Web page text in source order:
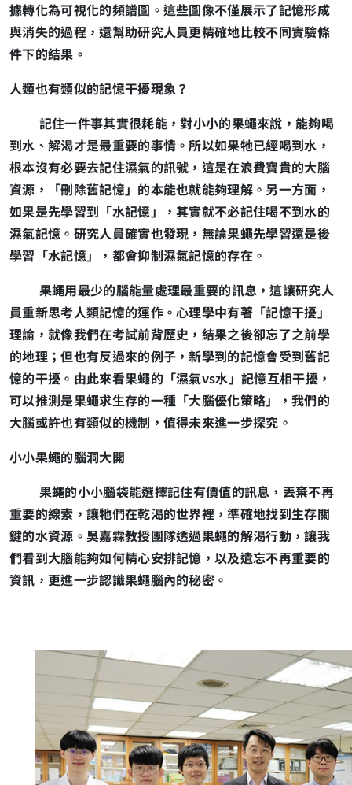
據轉化為可視化的頻譜圖。這些圖像不僅展示了記憶形成
與消失的過程，還幫助研究人員更精確地比較不同實驗條
件下的結果。
人類也有類似的記憶干擾現象？
記住一件事其實很耗能，對小小的果蠅來說，能夠喝
到水、解渴才是最重要的事情。所以如果牠已經喝到水，
根本沒有必要去記住濕氣的訊號，這是在浪費寶貴的大腦
資源，「刪除舊記憶」的本能也就能夠理解。另一方面，
如果是先學習到「水記憶」，其實就不必記住喝不到水的
濕氣記憶。研究人員確實也發現，無論果蠅先學習還是後
學習「水記憶」，都會抑制濕氣記憶的存在。
果蠅用最少的腦能量處理最重要的訊息，這讓研究人
員重新思考人類記憶的運作。心理學中有著「記憶干擾」
理論，就像我們在考試前背歷史，結果之後卻忘了之前學
的地理；但也有反過來的例子，新學到的記憶會受到舊記
憶的干擾。由此來看果蠅的「濕氣vs水」記憶互相干擾，
可以推測是果蠅求生存的一種「大腦優化策略」，我們的
大腦或許也有類似的機制，值得未來進一步探究。
小小果蠅的腦洞大開
果蠅的小小腦袋能選擇記住有價值的訊息，丟棄不再
重要的線索，讓牠們在乾渴的世界裡，準確地找到生存關
鍵的水資源。吳嘉霖教授團隊透過果蠅的解渴行動，讓我
們看到大腦能夠如何精心安排記憶，以及遺忘不再重要的
資訊，更進一步認識果蠅腦內的秘密。